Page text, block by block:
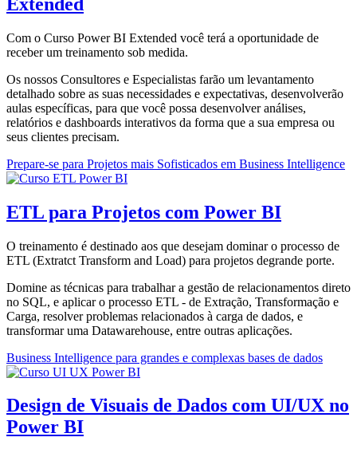
Com o Curso Power BI Extended você terá a oportunidade de
receber um treinamento sob medida.
Os nossos Consultores e Especialistas farão um levantamento
detalhado sobre as suas necessidades e expectativas, desenvolverão
aulas específicas, para que você possa desenvolver análises,
relatórios e dashboards interativos da forma que a sua empresa ou
seus clientes precisam.
Prepare-se para Projetos mais Sofisticados em Business Intelligence
ETL para Projetos com Power BI
O treinamento é destinado aos que desejam dominar o processo de
ETL (Extratct Transform and Load) para projetos degrande porte.
Domine as técnicas para trabalhar a gestão de relacionamentos direto
no SQL, e aplicar o processo ETL - de Extração, Transformação e
Carga, resolver problemas relacionados à carga de dados, e
transformar uma Datawarehouse, entre outras aplicações.
Business Intelligence para grandes e complexas bases de dados
Design de Visuais de Dados com UI/UX no
Power BI